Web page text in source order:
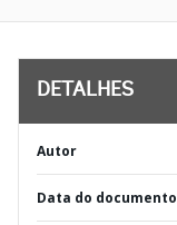
DETALHES
Autor
Data do documento